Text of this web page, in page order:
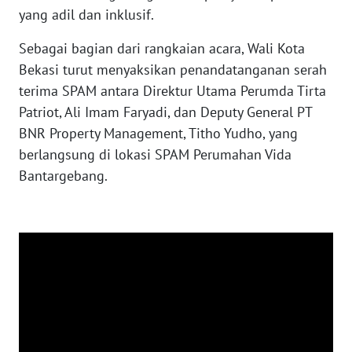
yang adil dan inklusif.
Sebagai bagian dari rangkaian acara, Wali Kota
Bekasi turut menyaksikan penandatanganan serah
terima SPAM antara Direktur Utama Perumda Tirta
Patriot, Ali Imam Faryadi, dan Deputy General PT
BNR Property Management, Titho Yudho, yang
berlangsung di lokasi SPAM Perumahan Vida
Bantargebang.
KALTARA
WN
KALSEL
WN
KALTIM